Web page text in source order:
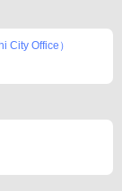
City Office）